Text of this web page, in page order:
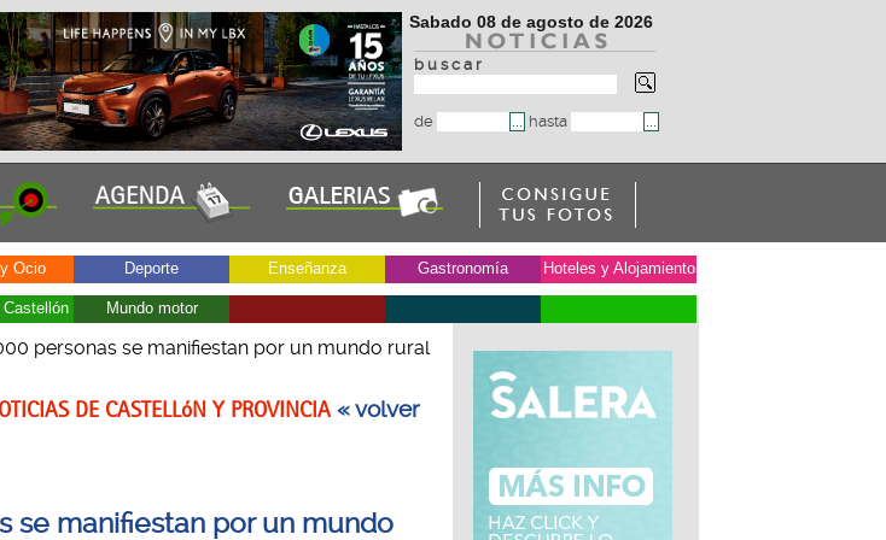
Sabado 08 de agosto de 2026
b u s c a r
de hasta
Ocio Deporte Enseñanza Gastronomía Hoteles y Alojamiento
Mundo motor
personas se manifiestan por un mundo rural
DE CASTELLóN Y PROVINCIA« volver
se manifiestan por un mundo